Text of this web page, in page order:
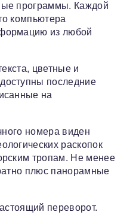
программы. Каждой
компьютера
из любой
цветные и
последние
на
номера виден
раскопок
тропам. Не менее
плюс панорамные
переворот.